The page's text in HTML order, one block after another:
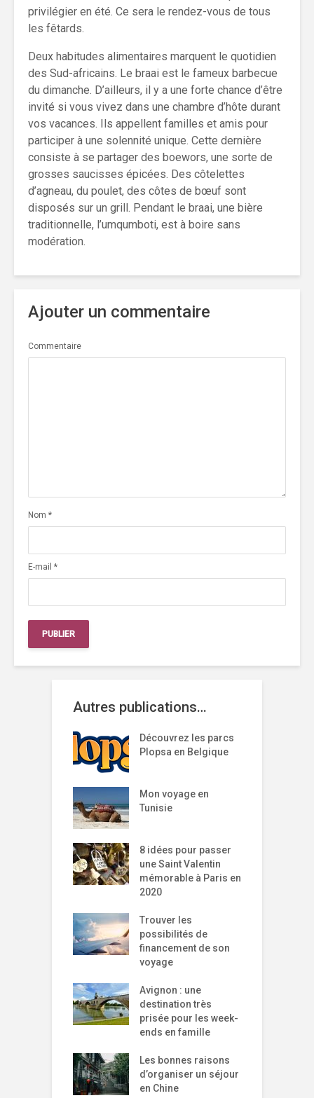
privilégier en été. Ce sera le rendez-vous de tous
les fêtards.
Deux habitudes alimentaires marquent le quotidien
des Sud-africains. Le braai est le fameux barbecue
du dimanche. D’ailleurs, il y a une forte chance d’être
invité si vous vivez dans une chambre d’hôte durant
vos vacances. Ils appellent familles et amis pour
participer à une solennité unique. Cette dernière
consiste à se partager des boewors, une sorte de
grosses saucisses épicées. Des côtelettes
d’agneau, du poulet, des côtes de bœuf sont
disposés sur un grill. Pendant le braai, une bière
traditionnelle, l’umqumboti, est à boire sans
modération.
Ajouter un commentaire
Commentaire
Nom *
E-mail *
Autres publications…
Découvrez les parcs
Plopsa en Belgique
Mon voyage en
Tunisie
8 idées pour passer
une Saint Valentin
mémorable à Paris en
2020
Trouver les
possibilités de
financement de son
voyage
Avignon : une
destination très
prisée pour les week-
ends en famille
Les bonnes raisons
d’organiser un séjour
en Chine